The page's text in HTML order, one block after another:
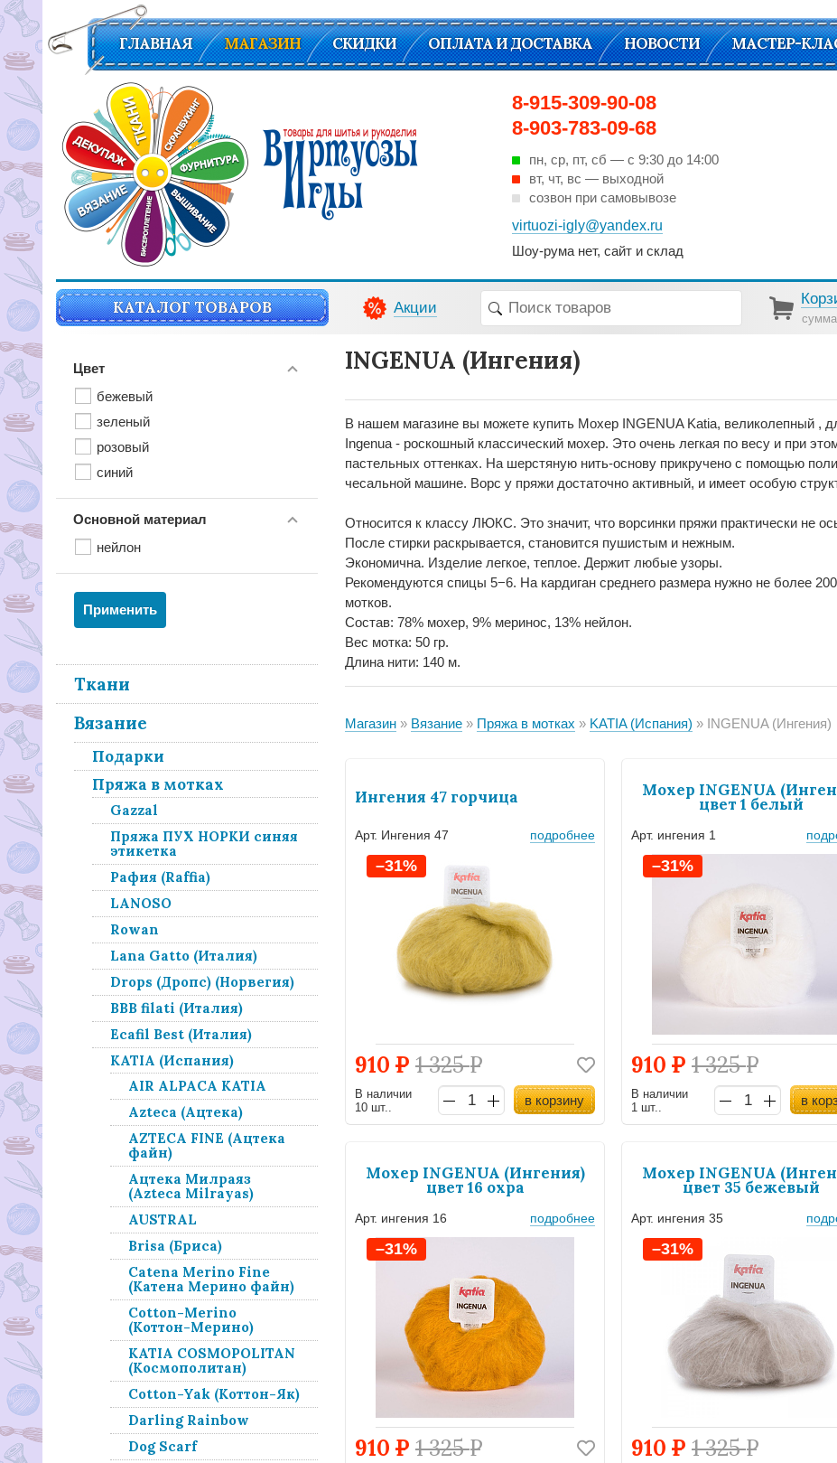
8-915-309-90-08
8-903-783-09-68
пн, ср, пт, cб — с 9:30 до 14:00
вт, чт, вс — выходной
созвон при самовывозе
virtuozi-igly@yandex.ru
Шоу-рума нет, сайт и склад
ГЛАВНАЯ МАГАЗИН СКИДКИ ОПЛАТА И ДОСТАВКА НОВОСТИ МАСТЕР-
КАТАЛОГ ТОВАРОВ Акции
Цвет
бежевый
зеленый
розовый
синий
Основной материал
нейлон
Ткани
Вязание
Подарки
Пряжа в мотках
Gazzal
Пряжа ПУХ НОРКИ синяя
этикетка
Рафия (Raffia)
LANOSO
Rowan
Lana Gatto (Италия)
Drops (Дропс) (Норвегия)
BBB filati (Италия)
Ecafil Best (Италия)
KATIA (Испания)
AIR ALPACA KATIA
Azteca (Ацтека)
AZTECA FINE (Ацтека
файн)
Ацтека Милраяз
(Azteca Milrayas)
AUSTRAL
Brisa (Бриса)
Catena Merino Fine
(Катена Мерино файн)
Cotton-Merino
(Коттон-Мерино)
KATIA COSMOPOLITAN
(Космополитан)
Cotton-Yak (Коттон-Як)
Darling Rainbow
Dog Scarf
INGENUA (Ингения)
В нашем магазине вы можете купить Мохер INGENUA Katia, великолепный ,
Ingenua - роскошный классический мохер. Это очень легкая по весу и при
пастельных оттенках. На шерстяную нить-основу прикручено с помощью
чесальной машине. Ворс у пряжи достаточно активный, и имеет особую
Относится к классу ЛЮКС. Это значит, что ворсинки пряжи практически не
После стирки раскрывается, становится пушистым и нежным.
Экономична. Изделие легкое, теплое. Держит любые узоры.
Рекомендуются спицы 5−6. На кардиган среднего размера нужно не более
мотков.
Состав: 78% мохер, 9% меринос, 13% нейлон.
Вес мотка: 50 гр.
Длина нити: 140 м.
Магазин Вязание Пряжа в мотках KATIA (Испания) INGENUA (Ингения)
Ингения 47 горчица
Арт. Ингения 47 подробнее
910 Р 1 325Р
–31%
В наличии
10 шт..
в корзину
Мохер INGENUA
цвет 1 белый
Арт. ингения 1
910 Р 1 325Р
–31%
В наличии
1 шт..
в
Мохер INGENUA (Ингения)
цвет 16 охра
Арт. ингения 16 подробнее
910 Р 1 325Р
–31%
Мохер INGENUA
цвет 35 бежевый
Арт. ингения 35
910 Р 1 325Р
–31%